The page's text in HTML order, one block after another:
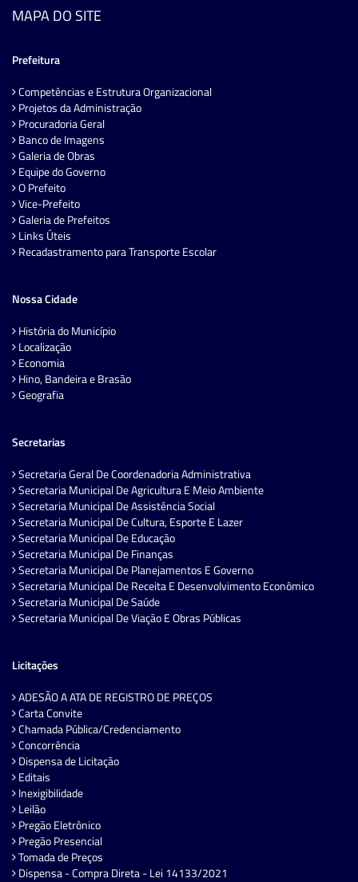
MAPA DO SITE
Prefeitura
Competências e Estrutura Organizacional
Projetos da Administração
Procuradoria Geral
Banco de Imagens
Galeria de Obras
Equipe do Governo
O Prefeito
Vice-Prefeito
Galeria de Prefeitos
Links Úteis
Recadastramento para Transporte Escolar
Nossa Cidade
História do Município
Localização
Economia
Hino, Bandeira e Brasão
Geografia
Secretarias
Secretaria Geral De Coordenadoria Administrativa
Secretaria Municipal De Agricultura E Meio Ambiente
Secretaria Municipal De Assistência Social
Secretaria Municipal De Cultura, Esporte E Lazer
Secretaria Municipal De Educação
Secretaria Municipal De Finanças
Secretaria Municipal De Planejamentos E Governo
Secretaria Municipal De Receita E Desenvolvimento Econômico
Secretaria Municipal De Saúde
Secretaria Municipal De Viação E Obras Públicas
Licitações
ADESÃO A ATA DE REGISTRO DE PREÇOS
Carta Convite
Chamada Pública/Credenciamento
Concorrência
Dispensa de Licitação
Editais
Inexigibilidade
Leilão
Pregão Eletrônico
Pregão Presencial
Tomada de Preços
Dispensa - Compra Direta - Lei 14133/2021